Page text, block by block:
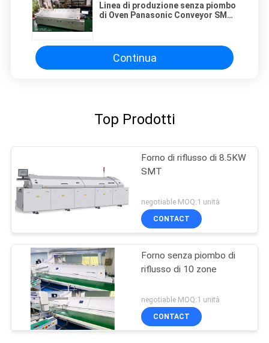
Linea di produzione senza piombo
di Oven Panasonic Conveyor SMT
Continua
Top Prodotti
Forno di riflusso di 8.5KW
SMT
negotiable MOQ:1 unità
CONTACT
Forno senza piombo di
riflusso di 10 zone
negotiable MOQ:1 unità
CONTACT